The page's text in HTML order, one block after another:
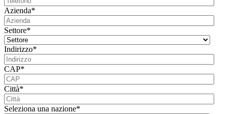
Azienda*
Settore*
Indirizzo*
CAP*
Città*
Seleziona una nazione*